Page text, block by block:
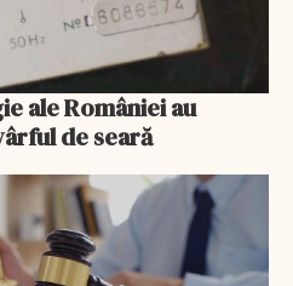
ale României au
de seară